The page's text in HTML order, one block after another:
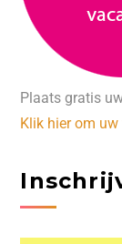
Plaats gratis
Klik hier om